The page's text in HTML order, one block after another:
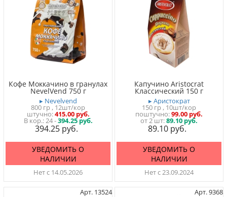
Кофе Моккачино в гранулах
NevelVend 750 г
▸ Nevelvend
800 гр , 12шт/кор
штучно 415.00 руб.
24 -394.25 руб.
394.25
УВЕДОМИТЬ О
НАЛИЧИИ
Нет с 14.05.2026
Капучино Aristocrat
Классический 150 г
▸ Аристократ
150 гр , 10шт/кор
поштучно 99.00 руб.
от 2 шт:89.10 руб.
89.10
УВЕДОМИТЬ О
НАЛИЧИИ
Нет с 23.09.2024
Арт. 13524 Арт. 9368